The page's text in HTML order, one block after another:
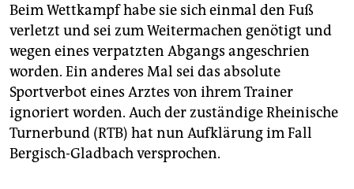
Beim Wettkampf habe sie sich einmal den Fuß
verletzt und sei zum Weitermachen genötigt und
wegen eines verpatzten Abgangs angeschrien
worden. Ein anderes Mal sei das absolute
Sportverbot eines Arztes von ihrem Trainer
ignoriert worden. Auch der zuständige Rheinische
Turnerbund (RTB) hat nun Aufklärung im Fall
Bergisch-Gladbach versprochen.